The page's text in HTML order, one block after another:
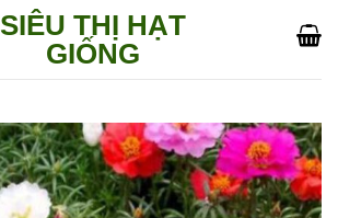
SIÊU THỊ HẠT
GIỐNG